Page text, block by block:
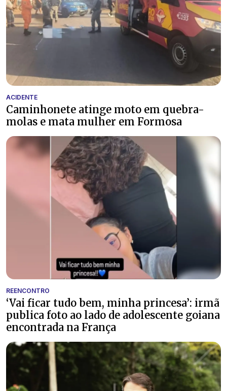
ACIDENTE
Caminhonete atinge moto em quebra-
molas e mata mulher em Formosa
REENCONTRO
‘Vai ficar tudo bem, minha princesa’: irmã
publica foto ao lado de adolescente goiana
encontrada na França